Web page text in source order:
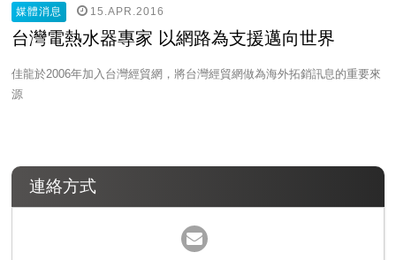
媒體消息 15.APR.2016
台灣電熱水器專家 以網路為支援邁向世界
佳龍於2006年加入台灣經貿網，將台灣經貿網做為海外拓銷訊息的重要來
源
連絡方式